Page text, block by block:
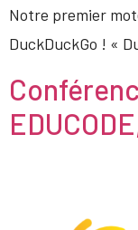
Notre premier
DuckDuckGo ! «